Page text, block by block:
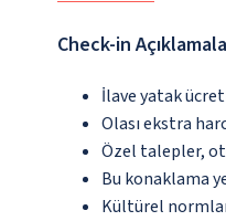
Check-in
İlave yatak
Olası ekstra
Özel talepler,
Bu konaklama
Kültürel